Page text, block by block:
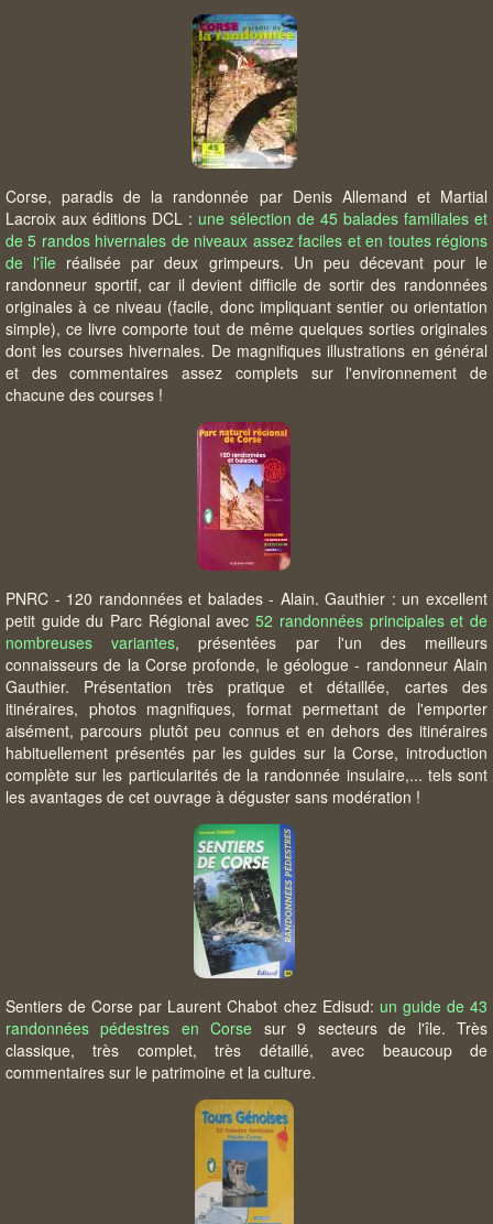
Corse, paradis de la randonnée par Denis Allemand et Martial
Lacroix aux éditions DCL : une sélection de 45 balades familiales et
de 5 randos hivernales de niveaux assez faciles et en toutes régions
de l'île réalisée par deux grimpeurs. Un peu décevant pour le
randonneur sportif, car il devient difficile de sortir des randonnées
originales à ce niveau (facile, donc impliquant sentier ou orientation
simple), ce livre comporte tout de même quelques sorties originales
dont les courses hivernales. De magnifiques illustrations en général
et des commentaires assez complets sur l'environnement de
chacune des courses !
PNRC - 120 randonnées et balades - Alain. Gauthier : un excellent
petit guide du Parc Régional avec52 randonnées principales et de
nombreuses variantes, présentées par l'un des meilleurs
connaisseurs de la Corse profonde, le géologue - randonneur Alain
Gauthier. Présentation très pratique et détaillée, cartes des
itinéraires, photos magnifiques, format permettant de l'emporter
aisément, parcours plutôt peu connus et en dehors des itinéraires
habituellement présentés par les guides sur la Corse, introduction
complète sur les particularités de la randonnée insulaire,... tels sont
les avantages de cet ouvrage à déguster sans modération !
Sentiers de Corse par Laurent Chabot chez Edisud: un guide de 43
randonnées pédestres en Corse sur 9 secteurs de l'île. Très
classique, très complet, très détaillé, avec beaucoup de
commentaires sur le patrimoine et la culture.